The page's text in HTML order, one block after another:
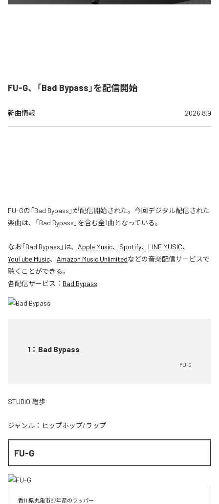
FU-G、「Bad Bypass」を配信開始
新曲情報 2026.8.9
FU-Gの「Bad Bypass」が配信開始された。今回デジタル配信された
楽曲は、「Bad Bypass」を含む全1曲となっている。
なお「Bad Bypass 」は、 Apple Music、 Spotify、 LINE MUSIC、
YouTube Music、 Amazon Music Unlimitedなどの音楽配信サービスで
聴くことができる。
各配信サービス： Bad Bypass
1 ： Bad Bypass
FU-G
STUDIO 亀歩
ジャンル： ヒップホップ/ラップ
FU-G
香川県丸亀市97年産のラッパー